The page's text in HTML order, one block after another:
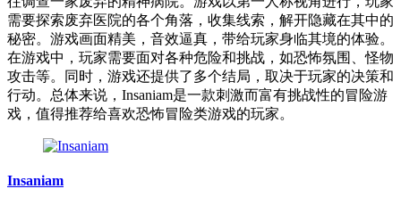
需要探索废弃医院的各个角落，收集线索，解开隐藏在其中的
秘密。游戏画面精美，音效逼真，带给玩家身临其境的体验。
在游戏中，玩家需要面对各种危险和挑战，如恐怖氛围、怪物
攻击等。同时，游戏还提供了多个结局，取决于玩家的决策和
行动。总体来说，Insaniam是一款刺激而富有挑战性的冒险游
戏，值得推荐给喜欢恐怖冒险类游戏的玩家。
Insaniam